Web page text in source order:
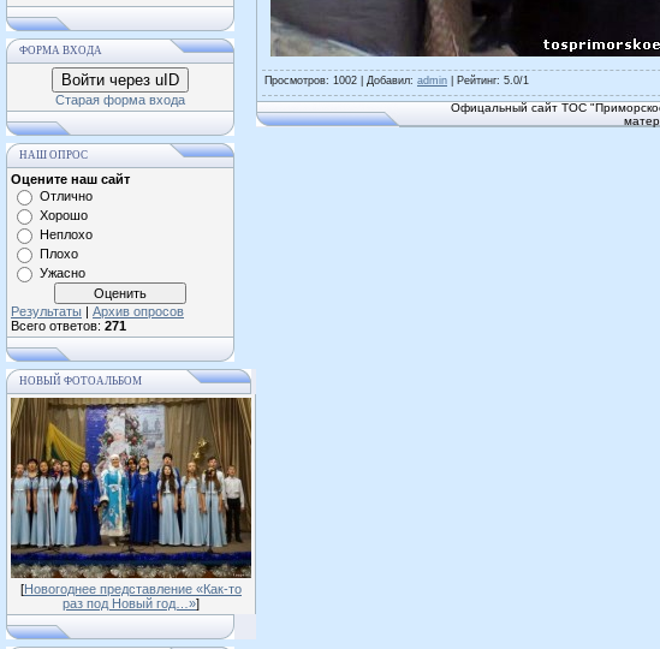
ФОРМА ВХОДА
Войти через uID
Старая форма входа
НАШ ОПРОС
Оцените наш сайт
Отлично
Хорошо
Неплохо
Плохо
Ужасно
Результаты | Архив опросов
Всего ответов: 271
НОВЫЙ ФОТОАЛЬБОМ
[Новогоднее представление «Как-то
раз под Новый год…»]
Просмотров: 1002 | Добавил: admin Рейтинг: 5.0/1
Офицальный сайт ТОС